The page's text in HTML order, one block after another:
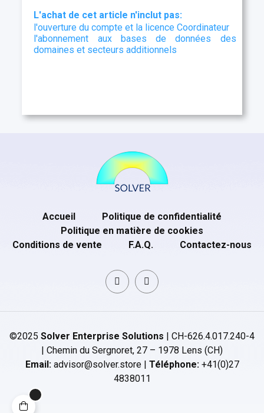
L'achat de cet article n'inclut pas:
l'ouverture du compte et la licence Coordinateur
l'abonnement aux bases de données des
domaines et secteurs additionnels
Accueil
Politique de confidentialité
Politique en matière de cookies
Conditions de vente
F.A.Q. Contactez-nous
©2025 Solver Enterprise Solutions | CH-626.4.017.240-4
| Chemin du Sergnoret, 27 – 1978 Lens (CH)
Email:advisor@solver.store | Téléphone:+41(0)27
4838011